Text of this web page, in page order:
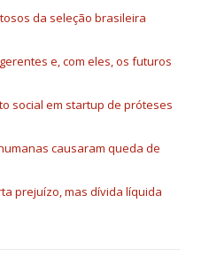
da seleção brasileira
e, com eles, os futuros
social em startup de próteses
causaram queda de
prejuízo, mas dívida líquida